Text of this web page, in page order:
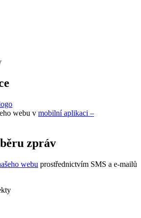
webu v mobilní aplikaci –
zpráv
webu prostřednictvím SMS a e-mailů